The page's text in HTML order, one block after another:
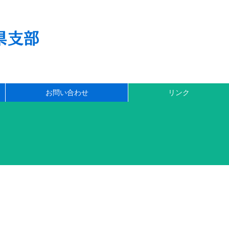
支部
お問い合わせ リンク